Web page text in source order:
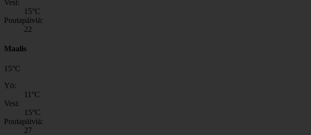
Vesi:
15°C
Poutapäiviä:
22
Maalis
15°C
Yö:
11 °C
Vesi:
15°C
Poutapäiviä:
27